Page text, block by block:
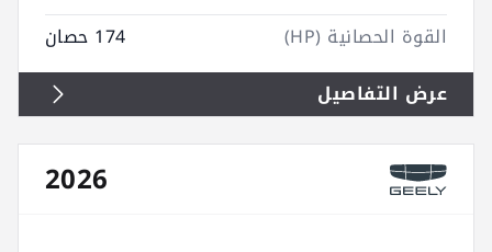
القوة الحصانية (HP)
174 حصان
عرض التفاصيل
2026